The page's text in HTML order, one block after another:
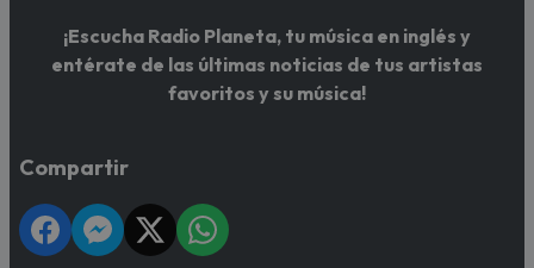
¡Escucha Radio Planeta, tu música en inglés y
entérate de las últimas noticias de tus artistas
favoritos y su música!
Compartir